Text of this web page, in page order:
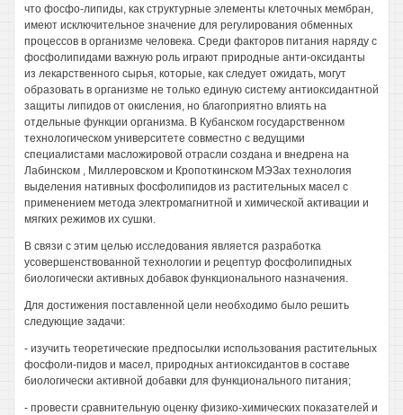
что фосфо-липиды, как структурные элементы клеточных мембран,
имеют исключительное значение для регулирования обменных
процессов в организме человека. Среди факторов питания наряду с
фосфолипидами важную роль играют природные анти-оксиданты
из лекарственного сырья, которые, как следует ожидать, могут
образовать в организме не только единую систему антиоксидантной
защиты липидов от окисления, но благоприятно влиять на
отдельные функции организма. В Кубанском государственном
технологическом университете совместно с ведущими
специалистами масложировой отрасли создана и внедрена на
Лабинском , Миллеровском и Кропоткинском МЭЗах технология
выделения нативных фосфолипидов из растительных масел с
применением метода электромагнитной и химической активации и
мягких режимов их сушки.
В связи с этим целью исследования является разработка
усовершенствованной технологии и рецептур фосфолипидных
биологически активных добавок функционального назначения.
Для достижения поставленной цели необходимо было решить
следующие задачи:
- изучить теоретические предпосылки использования растительных
фосфоли-пидов и масел, природных антиоксидантов в составе
биологически активной добавки для функционального питания;
- провести сравнительную оценку физико-химических показателей и